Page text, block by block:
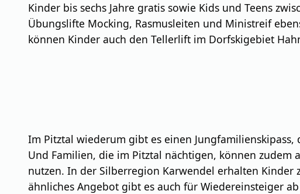
Kinder bis sechs Jahre gratis sowie Kids und Teens
Übungslifte Mocking, Rasmusleiten und Ministreif
können Kinder auch den Tellerlift im Dorfskigebiet
Im Pitztal wiederum gibt es einen Jungfamilienskipass,
Und Familien, die im Pitztal nächtigen, können zudem
nutzen. In der Silberregion Karwendel erhalten Kinder
ähnliches Angebot gibt es auch für Wiedereinsteiger